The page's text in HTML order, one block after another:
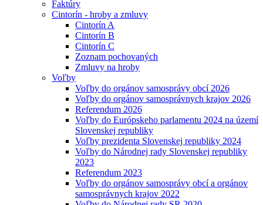
Faktúry
Cintorín - hroby a zmluvy
Cintorín A
Cintorín B
Cintorín C
Zoznam pochovaných
Zmluvy na hroby
Voľby
Voľby do orgánov samosprávy obcí 2026
Voľby do orgánov samosprávnych krajov 2026
Referendum 2026
Voľby do Európskeho parlamentu 2024 na území
Slovenskej republiky
Voľby prezidenta Slovenskej republiky 2024
Voľby do Národnej rady Slovenskej republiky
2023
Referendum 2023
Voľby do orgánov samosprávy obcí a orgánov
samosprávnych krajov 2022